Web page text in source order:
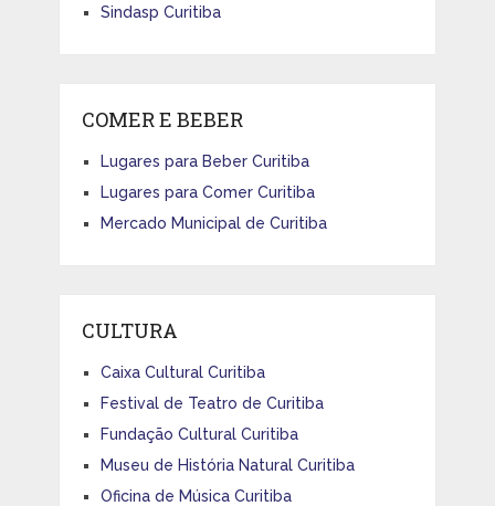
Sindasp Curitiba
COMER E BEBER
Lugares para Beber Curitiba
Lugares para Comer Curitiba
Mercado Municipal de Curitiba
CULTURA
Caixa Cultural Curitiba
Festival de Teatro de Curitiba
Fundação Cultural Curitiba
Museu de História Natural Curitiba
Oficina de Música Curitiba